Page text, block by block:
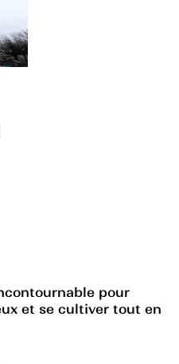
pour
et se cultiver tout en